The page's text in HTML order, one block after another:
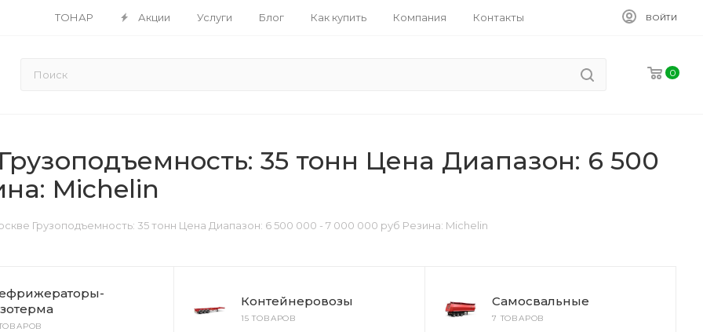
ТОНАР Акции Услуги Блог Как купить Компания Контакты ВОЙТИ
0
35 тонн Цена Диапазон: 6 500
Michelin
Грузоподъемность: 35 тонн Цена Диапазон: 6 500 000 - 7 000 000 руб Резина: Michelin
Контейнеровозы
15 ТОВАРОВ
Самосвальные
7 ТОВАРОВ